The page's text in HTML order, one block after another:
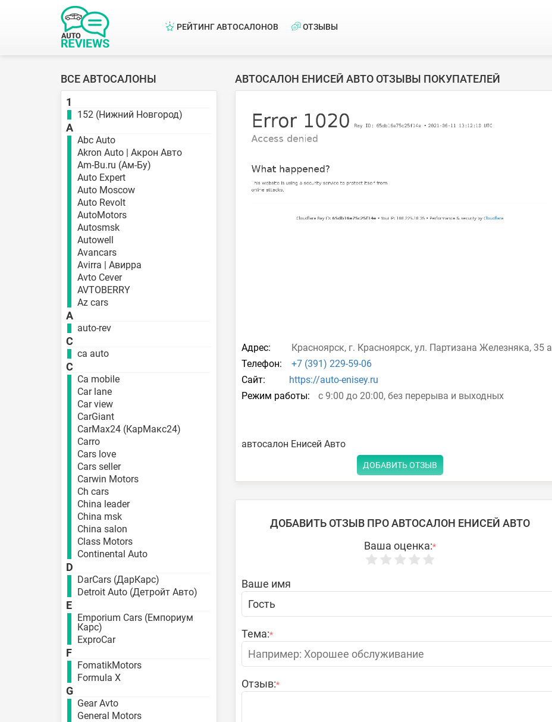
РЕЙТИНГ АВТОСАЛОНОВ ОТЗЫВЫ
ВСЕ АВТОСАЛОНЫ
1
152 (Нижний Новгород)
A
Abc Auto
Akron Auto | Акрон Авто
Am-Bu.ru (Ам-Бу)
Auto Expert
Auto Moscow
Auto Revolt
AutoMotors
Autosmsk
Autowell
Avancars
Avirra | Авирра
Avto Cever
AVTOBERRY
Az cars
A
auto-rev
C
ca auto
C
Ca mobile
Car lane
Car view
CarGiant
CarMax24 (КарМакс24)
Carro
Cars love
Cars seller
Carwin Motors
Ch cars
China leader
China msk
China salon
Class Motors
Continental Auto
D
DarCars (ДарКарс)
Detroit Auto (Детройт Авто)
E
Emporium Cars (Емпориум
Карс)
ExproCar
F
FomatikMotors
Formula X
G
Gear Avto
General Motors
АВТОСАЛОН ЕНИСЕЙ АВТО ОТЗЫВЫ ПОКУПАТЕЛЕЙ
Адрес:
Красноярск, г. Красноярск, ул. Партизана Железняка, 35 а
Телефон:
+7 (391) 229-59-06
Сайт:
https://auto-enisey.ru
Режим работы:
с 9:00 до 20:00, без перерыва и выходных
автосалон Енисей Авто
ДОБАВИТЬ ОТЗЫВ
ДОБАВИТЬ ОТЗЫВ ПРО АВТОСАЛОН ЕНИСЕЙ АВТО
Ваша оценка:*
Ваше имя
Тема:*
Отзыв:*